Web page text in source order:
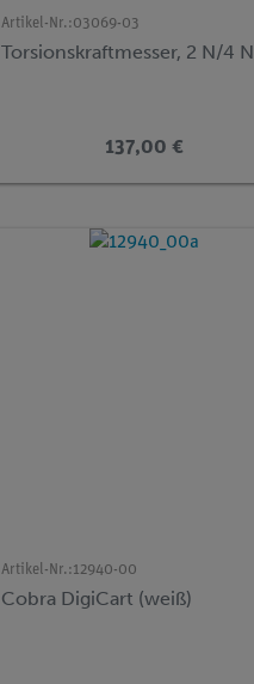
Artikel-Nr.:03069-03
Torsionskraftmesser, 2 N/4 N
137,00 €
Artikel-Nr.:12940-00
Cobra DigiCart (weiß)